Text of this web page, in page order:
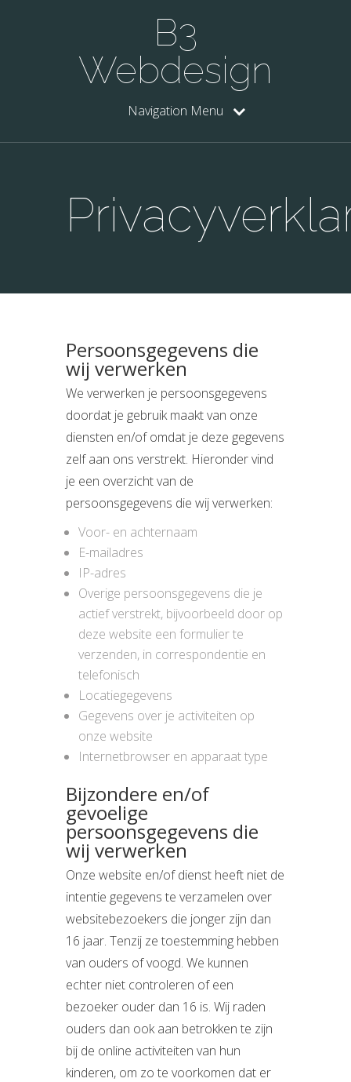
B3
Webdesign
Navigation Menu
Persoonsgegevens die
wij verwerken
We verwerken je persoonsgegevens
doordat je gebruik maakt van onze
diensten en/of omdat je deze gegevens
zelf aan ons verstrekt. Hieronder vind
je een overzicht van de
persoonsgegevens die wij verwerken:
Voor- en achternaam
E-mailadres
IP-adres
Overige persoonsgegevens die je
actief verstrekt, bijvoorbeeld door op
deze website een formulier te
verzenden, in correspondentie en
telefonisch
Locatiegegevens
Gegevens over je activiteiten op
onze website
Internetbrowser en apparaat type
Bijzondere en/of
gevoelige
persoonsgegevens die
wij verwerken
Onze website en/of dienst heeft niet de
intentie gegevens te verzamelen over
websitebezoekers die jonger zijn dan
16 jaar. Tenzij ze toestemming hebben
van ouders of voogd. We kunnen
echter niet controleren of een
bezoeker ouder dan 16 is. Wij raden
ouders dan ook aan betrokken te zijn
bij de online activiteiten van hun
kinderen, om zo te voorkomen dat er